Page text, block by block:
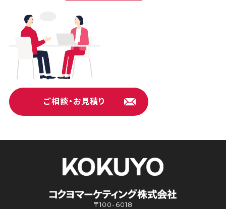
ご相談・お見積り
〒100-6018